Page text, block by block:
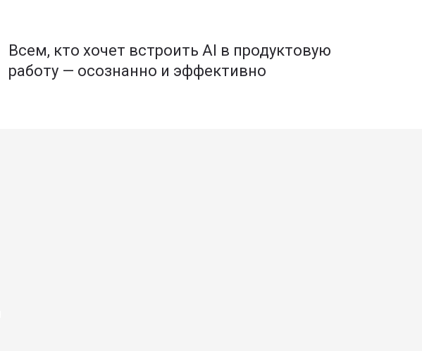
Всем, кто хочет встроить AI в продуктовую
работу — осознанно и эффективно